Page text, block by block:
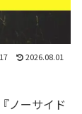
2026.08.01
ノーサイド